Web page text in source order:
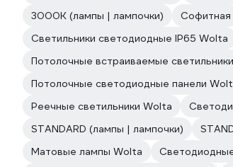
3000К (лампы | лампочки)
Софитная
Светильники светодиодные IP65 Wolta
Потолочные встраиваемые
Потолочные светодиодные панели
Реечные светильники Wolta
STANDARD (лампы | лампочки)
Матовые лампы Wolta